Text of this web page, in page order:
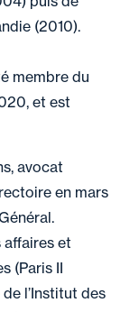
(2010).
membre du
et est
avocat
en mars
affaires et
(Paris II
l’Institut des